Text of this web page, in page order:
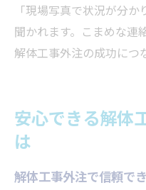
「現場写真で状況が分
聞かれます。こまめな連
解体工事外注の成功につ
安心できる解体
は
解体工事外注で信頼で